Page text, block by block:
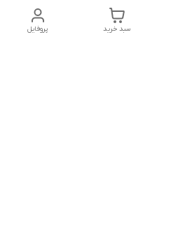
پروفایل سبد خرید